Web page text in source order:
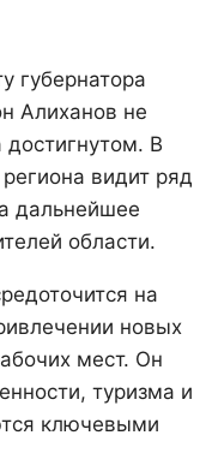
губернатора
Алиханов не
достигнутом. В
видит ряд
дальнейшее
области.
на
новых
мест. Он
туризма и
ключевыми